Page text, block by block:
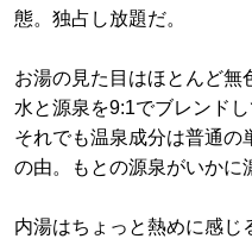
態。独占し放題だ。
お湯の見た目はほとんど無
水と源泉を9:1でブレンド
それでも温泉成分は普通の
の由。もとの源泉がいかに
内湯はちょっと熱めに感